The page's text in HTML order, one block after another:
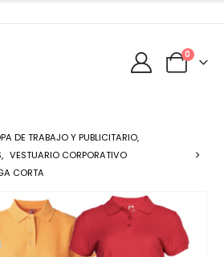
0
DE TRABAJO Y PUBLICITARIO,
, VESTUARIO CORPORATIVO
CORTA